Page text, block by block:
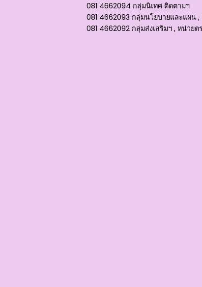
081 4662094 กลุ่มนิเทศ ติดตามฯ
081 4662093 กลุ่มนโยบายและแผน ,
081 4662092 กลุ่มส่งเสริมฯ , หน่วย